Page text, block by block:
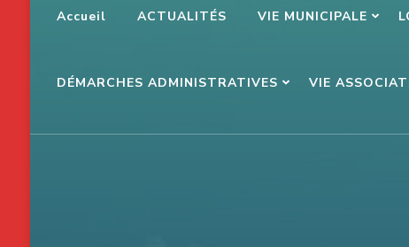
Accueil ACTUALITÉS VIE MUNICIPALE
DÉMARCHES ADMINISTRATIVES VIE